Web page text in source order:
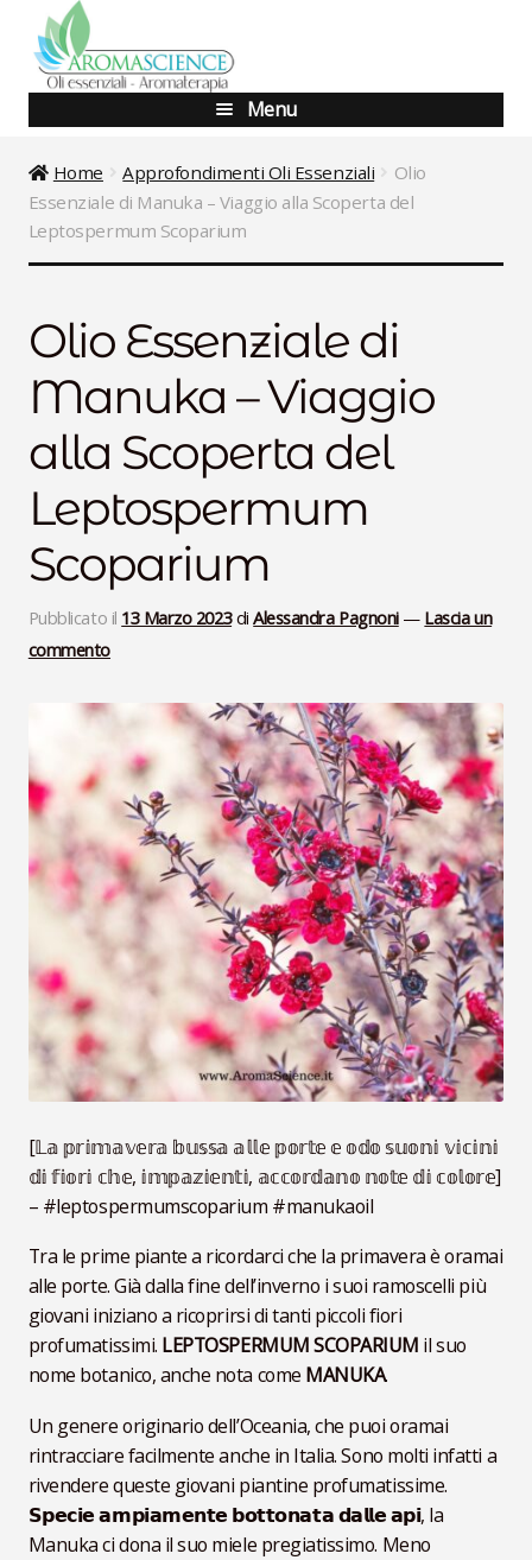
Vai
alla
navigazione
Vai
al
contenuto
Menu
Corsi Avanzati
Aggiornamento
Percorsi Specialistici
Consulenze
VideoLezioni
Carte Oli Essenziali
Home Approfondimenti Oli Essenziali
Olio
Essenziale di Manuka – Viaggio alla Scoperta del
Leptospermum Scoparium
Olio Essenziale di
Manuka – Viaggio
alla Scoperta del
Leptospermum
Scoparium
Pubblicato il 13 Marzo 2023diAlessandra Pagnoni — Lascia un
commento
[𝕃𝕒 𝕡𝕣𝕚𝕞𝕒𝕧𝕖𝕣𝕒 𝕓𝕦𝕤𝕤𝕒 𝕒𝕝𝕝𝕖 𝕡𝕠𝕣𝕥𝕖 𝕖 𝕠𝕕𝕠 𝕤𝕦𝕠𝕟𝕚 𝕧𝕚𝕔𝕚𝕟𝕚
𝕕𝕚 𝕗𝕚𝕠𝕣𝕚 𝕔𝕙𝕖, 𝕚𝕞𝕡𝕒𝕫𝕚𝕖𝕟𝕥𝕚, 𝕒𝕔𝕔𝕠𝕣𝕕𝕒𝕟𝕠 𝕟𝕠𝕥𝕖 𝕕𝕚 𝕔𝕠𝕝𝕠𝕣𝕖]
– #leptospermumscoparium #manukaoil
Tra le prime piante a ricordarci che la primavera è oramai
alle porte. Già dalla fine dell’inverno i suoi ramoscelli più
giovani iniziano a ricoprirsi di tanti piccoli fiori
profumatissimi. LEPTOSPERMUM SCOPARIUM il suo
nome botanico, anche nota come MANUKA.
Un genere originario dell’Oceania, che puoi oramai
rintracciare facilmente anche in Italia. Sono molti infatti a
rivendere queste giovani piantine profumatissime.
𝗦𝗽𝗲𝗰𝗶𝗲 𝗮𝗺𝗽𝗶𝗮𝗺𝗲𝗻𝘁𝗲 𝗯𝗼𝘁𝘁𝗼𝗻𝗮𝘁𝗮 𝗱𝗮𝗹𝗹𝗲 𝗮𝗽𝗶, la
Manuka ci dona il suo miele pregiatissimo. Meno